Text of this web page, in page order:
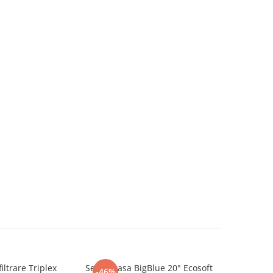
Triplex
Set carcasa BigBlue 20" Ecosoft